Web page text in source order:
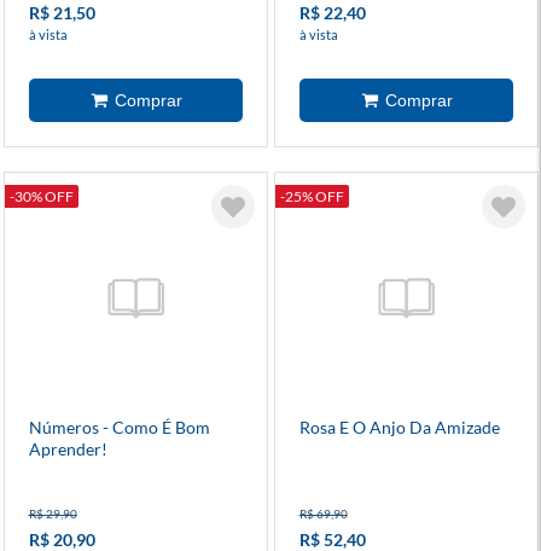
R$ 21,50
à vista
R$ 22,40
à vista
-30% OFF
Números - Como É Bom
Aprender!
R$ 29,90
R$ 20,90
-25% OFF
Rosa E O Anjo Da Amizade
R$ 69,90
R$ 52,40